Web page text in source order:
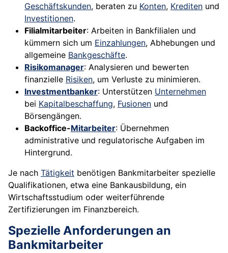
Geschäftskunden, beraten zu Konten, Krediten und
Investitionen.
Filialmitarbeiter: Arbeiten in Bankfilialen und
kümmern sich um Einzahlungen, Abhebungen und
allgemeine Bankgeschäfte.
Risikomanager: Analysieren und bewerten
finanzielle Risiken, um Verluste zu minimieren.
Investmentbanker: Unterstützen Unternehmen
bei Kapitalbeschaffung, Fusionen und
Börsengängen.
Backoffice-Mitarbeiter: Übernehmen
administrative und regulatorische Aufgaben im
Hintergrund.
Je nach Tätigkeit benötigen Bankmitarbeiter spezielle
Qualifikationen, etwa eine Bankausbildung, ein
Wirtschaftsstudium oder weiterführende
Zertifizierungen im Finanzbereich.
Spezielle Anforderungen an
Bankmitarbeiter